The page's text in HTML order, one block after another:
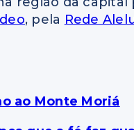
, pela Rede
ao Monte Moriá